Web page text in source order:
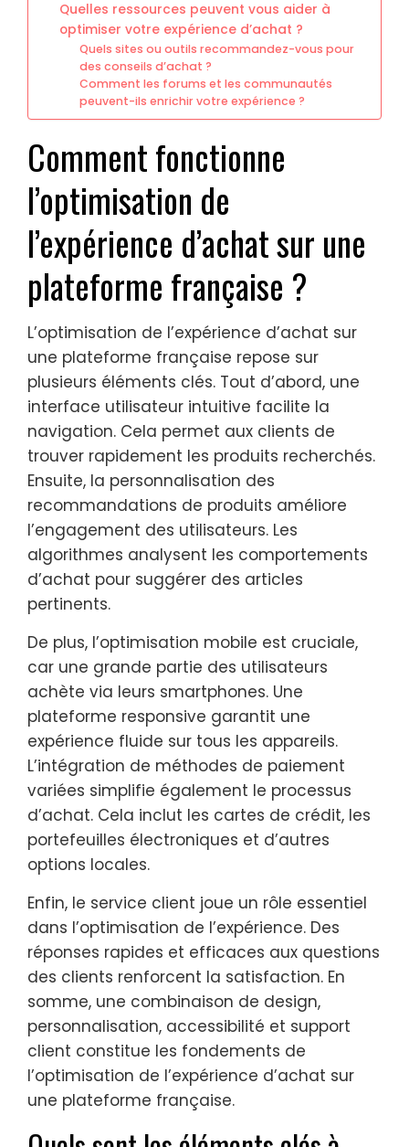
Quelles ressources peuvent vous aider à
optimiser votre expérience d’achat ?
Quels sites ou outils recommandez-vous pour
des conseils d’achat ?
Comment les forums et les communautés
peuvent-ils enrichir votre expérience ?
Comment fonctionne
l’optimisation de
l’expérience d’achat sur une
plateforme française ?
L’optimisation de l’expérience d’achat sur
une plateforme française repose sur
plusieurs éléments clés. Tout d’abord, une
interface utilisateur intuitive facilite la
navigation. Cela permet aux clients de
trouver rapidement les produits recherchés.
Ensuite, la personnalisation des
recommandations de produits améliore
l’engagement des utilisateurs. Les
algorithmes analysent les comportements
d’achat pour suggérer des articles
pertinents.
De plus, l’optimisation mobile est cruciale,
car une grande partie des utilisateurs
achète via leurs smartphones. Une
plateforme responsive garantit une
expérience fluide sur tous les appareils.
L’intégration de méthodes de paiement
variées simplifie également le processus
d’achat. Cela inclut les cartes de crédit, les
portefeuilles électroniques et d’autres
options locales.
Enfin, le service client joue un rôle essentiel
dans l’optimisation de l’expérience. Des
réponses rapides et efficaces aux questions
des clients renforcent la satisfaction. En
somme, une combinaison de design,
personnalisation, accessibilité et support
client constitue les fondements de
l’optimisation de l’expérience d’achat sur
une plateforme française.